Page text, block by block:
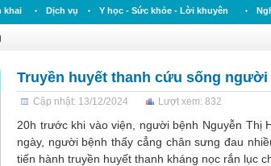
khai Dịch vụ Y học - Sức khỏe - Lời khuyên
Truyền huyết thanh cứu sống
Cập nhật: 13/12/2024 Lượt xem: 832
20h trước khi vào viện, người bệnh Nguyễn Thị
ngày, người bệnh thấy cẳng chân sưng đau
tiến hành truyền huyết thanh kháng nọc rắn lục